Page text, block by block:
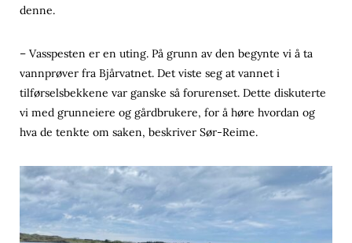
denne.
– Vasspesten er en uting. På grunn av den begynte vi å ta
vannprøver fra Bjårvatnet. Det viste seg at vannet i
tilførselsbekkene var ganske så forurenset. Dette diskuterte
vi med grunneiere og gårdbrukere, for å høre hvordan og
hva de tenkte om saken, beskriver Sør-Reime.